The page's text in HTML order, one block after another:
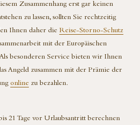
Zusammenhang erst gar keinen
zu lassen, sollten Sie rechtzeitig
Ihnen daher die Reise-Storno-Schutz
mit der Europäischen
besonderen Service bieten wir Ihnen
Angeld zusammen mit der Prämie der
online zu bezahlen.
21 Tage vor Urlaubsantritt berechnen